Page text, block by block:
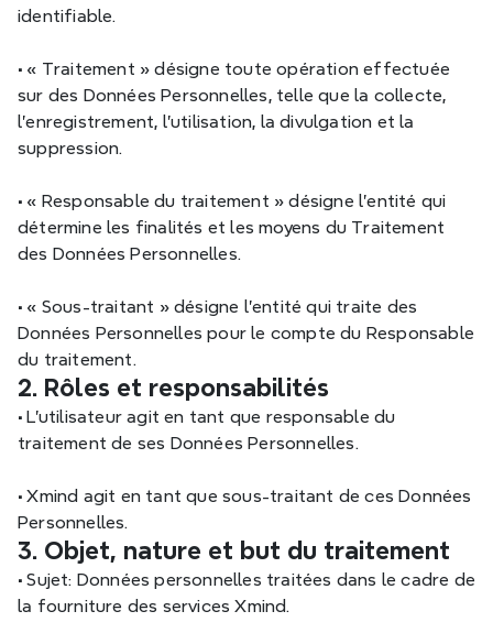
identifiable.
• « Traitement » désigne toute opération effectuée
sur des Données Personnelles, telle que la collecte,
l'enregistrement, l'utilisation, la divulgation et la
suppression.
• « Responsable du traitement » désigne l'entité qui
détermine les finalités et les moyens du Traitement
des Données Personnelles.
• « Sous-traitant » désigne l'entité qui traite des
Données Personnelles pour le compte du Responsable
du traitement.
2. Rôles et responsabilités
• L'utilisateur agit en tant que responsable du
traitement de ses Données Personnelles.
• Xmind agit en tant que sous-traitant de ces Données
Personnelles.
3. Objet, nature et but du traitement
• Sujet: Données personnelles traitées dans le cadre de
la fourniture des services Xmind.